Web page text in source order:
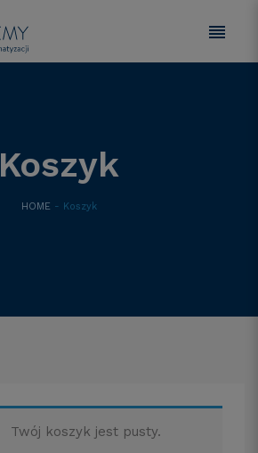
Koszyk
HOME- Koszyk
Twój koszyk jest pusty.